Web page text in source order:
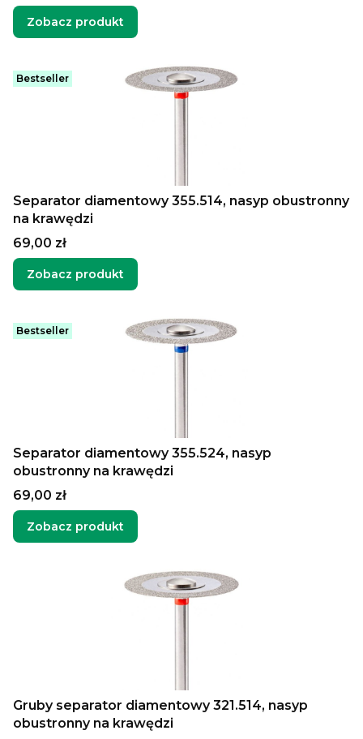
Zobacz produkt
Bestseller
Separator diamentowy 355.514, nasyp obustronny
na krawędzi
Cena
69,00 zł
Zobacz produkt
Bestseller
Separator diamentowy 355.524, nasyp
obustronny na krawędzi
Cena
69,00 zł
Zobacz produkt
Gruby separator diamentowy 321.514, nasyp
obustronny na krawędzi